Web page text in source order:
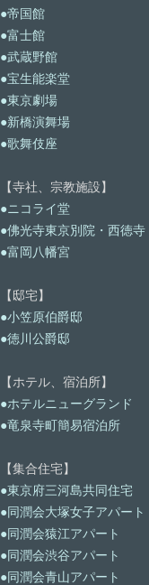
●帝国館
●富士館
●武蔵野館
●宝生能楽堂
●東京劇場
●新橋演舞場
●歌舞伎座
【寺社、宗教施設】
●ニコライ堂
●佛光寺東京別院・西徳寺
●富岡八幡宮
【邸宅】
●小笠原伯爵邸
●徳川公爵邸
【ホテル、宿泊所】
●ホテルニューグランド
●竜泉寺町簡易宿泊所
【集合住宅】
●東京府三河島共同住宅
●同潤会大塚女子アパート
●同潤会猿江アパート
●同潤会渋谷アパート
●同潤会青山アパート